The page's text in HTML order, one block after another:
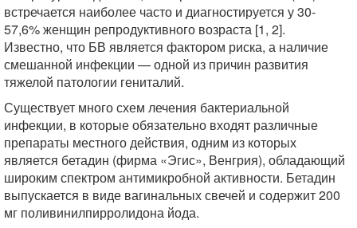
встречается наиболее часто и диагностируется у 30-
57,6% женщин репродуктивного возраста [1, 2].
Известно, что БВ является фактором риска, а наличие
смешанной инфекции — одной из причин развития
тяжелой патологии гениталий.
Существует много схем лечения бактериальной
инфекции, в которые обязательно входят различные
препараты местного действия, одним из которых
является бетадин (фирма «Эгис», Венгрия), обладающий
широким спектром антимикробной активности. Бетадин
выпускается в виде вагинальных свечей и содержит 200
мг поливинилпирролидона йода.